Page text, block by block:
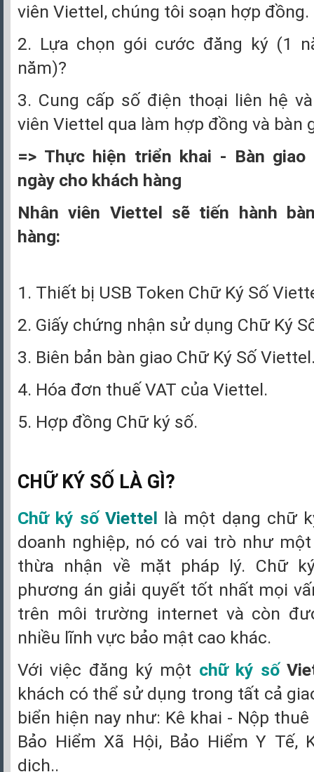
viên Viettel, chúng tôi soạn hợp đồng.
2. Lựa chọn gói cước đăng ký (1
năm)?
3. Cung cấp số điện thoại liên hệ
viên Viettel qua làm hợp đồng và bàn
=> Thực hiện triển khai - Bàn giao
ngày cho khách hàng
Nhân viên Viettel sẽ tiến hành
hàng:
1. Thiết bị USB Token Chữ Ký Số
2. Giấy chứng nhận sử dụng Chữ Ký
3. Biên bản bàn giao Chữ Ký Số
4. Hóa đơn thuế VAT của Viettel.
5. Hợp đồng Chữ ký số.
CHỮ KÝ SỐ LÀ GÌ?
Chữ ký số Viettel là một dạng chữ
doanh nghiệp, nó có vai trò như
thừa nhận về mặt pháp lý. Chữ
phương án giải quyết tốt nhất mọi
trên môi trường internet và còn
nhiều lĩnh vực bảo mật cao khác.
Với việc đăng ký một chữ ký số
khách có thể sử dụng trong tất cả
biển hiện nay như: Kê khai - Nộp
Bảo Hiểm Xã Hội, Bảo Hiểm Y Tế,
dịch..